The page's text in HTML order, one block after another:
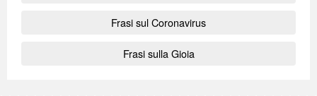
Frasi sul Coronavirus
Frasi sulla Gioia